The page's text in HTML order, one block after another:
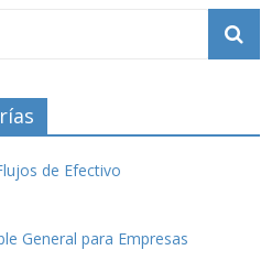
de Efectivo
General para Empresas